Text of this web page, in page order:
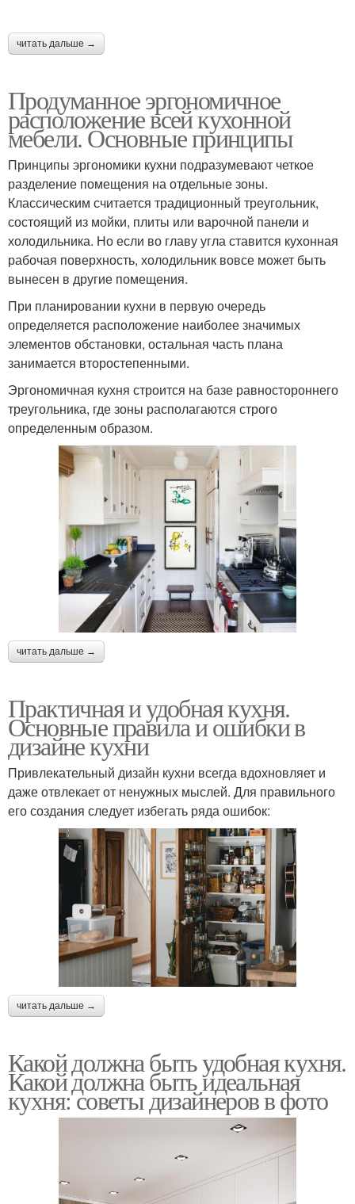
читать дальше →
Продуманное эргономичное
расположение всей кухонной
мебели. Основные принципы
Принципы эргономики кухни подразумевают четкое
разделение помещения на отдельные зоны.
Классическим считается традиционный треугольник,
состоящий из мойки, плиты или варочной панели и
холодильника. Но если во главу угла ставится кухонная
рабочая поверхность, холодильник вовсе может быть
вынесен в другие помещения.
При планировании кухни в первую очередь
определяется расположение наиболее значимых
элементов обстановки, остальная часть плана
занимается второстепенными.
Эргономичная кухня строится на базе равностороннего
треугольника, где зоны располагаются строго
определенным образом.
читать дальше →
Практичная и удобная кухня.
Основные правила и ошибки в
дизайне кухни
Привлекательный дизайн кухни всегда вдохновляет и
даже отвлекает от ненужных мыслей. Для правильного
его создания следует избегать ряда ошибок:
читать дальше →
Какой должна быть удобная кухня.
Какой должна быть идеальная
кухня: советы дизайнеров в фото